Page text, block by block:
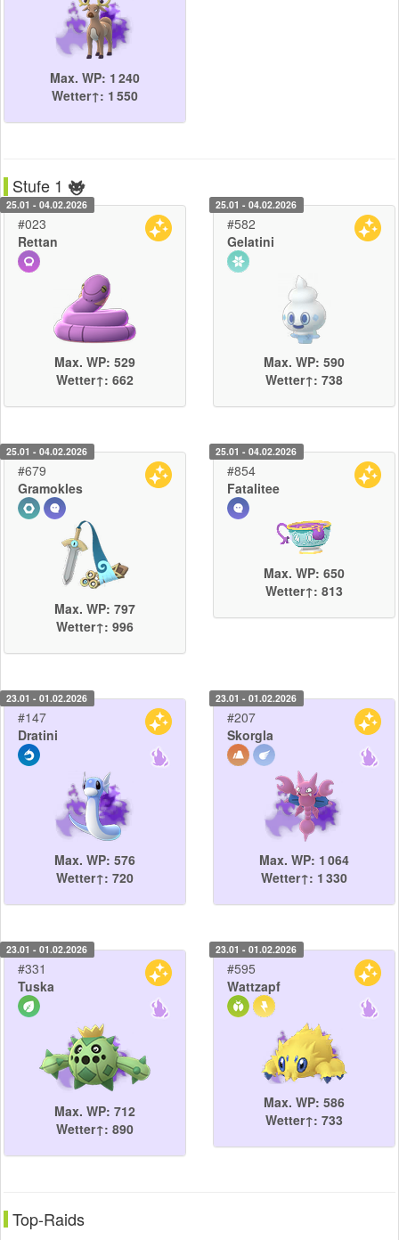
Max. WP: 1 240
Wetter↑: 1 550
Stufe 1
25.01 - 04.02.2026
#023
Rettan
Max. WP: 529
Wetter↑: 662
25.01 - 04.02.2026
#582
Gelatini
Max. WP: 590
Wetter↑: 738
25.01 - 04.02.2026
#679
Gramokles
Max. WP: 797
Wetter↑: 996
25.01 - 04.02.2026
#854
Fatalitee
Max. WP: 650
Wetter↑: 813
23.01 - 01.02.2026
#147
Dratini
Max. WP: 576
Wetter↑: 720
23.01 - 01.02.2026
#207
Skorgla
Max. WP: 1 064
Wetter↑: 1 330
23.01 - 01.02.2026
#331
Tuska
Max. WP: 712
Wetter↑: 890
23.01 - 01.02.2026
#595
Wattzapf
Max. WP: 586
Wetter↑: 733
Top-Raids